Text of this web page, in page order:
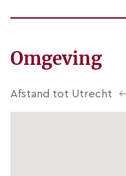
Omgeving
Afstand tot Utrecht